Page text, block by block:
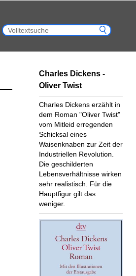
Charles Dickens -
Oliver Twist
Charles Dickens erzählt in
dem Roman "Oliver Twist"
vom Mitleid erregenden
Schicksal eines
Waisenknaben zur Zeit der
Industriellen Revolution.
Die geschilderten
Lebensverhältnisse wirken
sehr realistisch. Für die
Hauptfigur gilt das
weniger.